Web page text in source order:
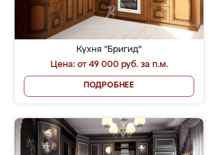
Кухня "Бригид"
Цена: от 49 000 руб. за п.м.
ПОДРОБНЕЕ